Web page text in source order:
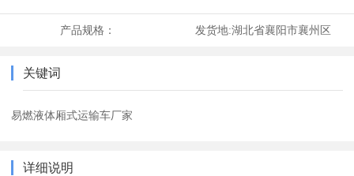
产品规格： 发货地:湖北省襄阳市襄州区
关键词
易燃液体厢式运输车厂家
详细说明